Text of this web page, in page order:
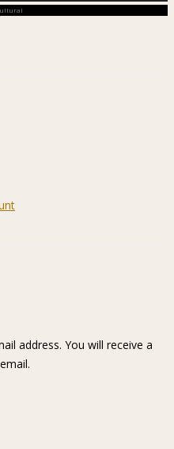
address. You will receive a